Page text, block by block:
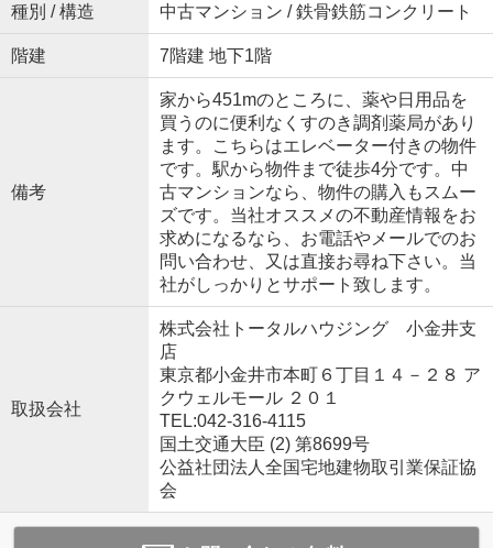
種別 / 構造 中古マンション / 鉄骨鉄筋コンクリート
階建 7階建 地下1階
備考
家から451mのところに、薬や日用品を
買うのに便利なくすのき調剤薬局があり
ます。こちらはエレベーター付きの物件
です。駅から物件まで徒歩4分です。中
古マンションなら、物件の購入もスムー
ズです。当社オススメの不動産情報をお
求めになるなら、お電話やメールでのお
問い合わせ、又は直接お尋ね下さい。当
社がしっかりとサポート致します。
取扱会社
株式会社トータルハウジング 小金井支
店
東京都小金井市本町６丁目１４－２８ ア
クウェルモール ２０１
TEL:042-316-4115
国土交通大臣 (2) 第8699号
公益社団法人全国宅地建物取引業保証協
会